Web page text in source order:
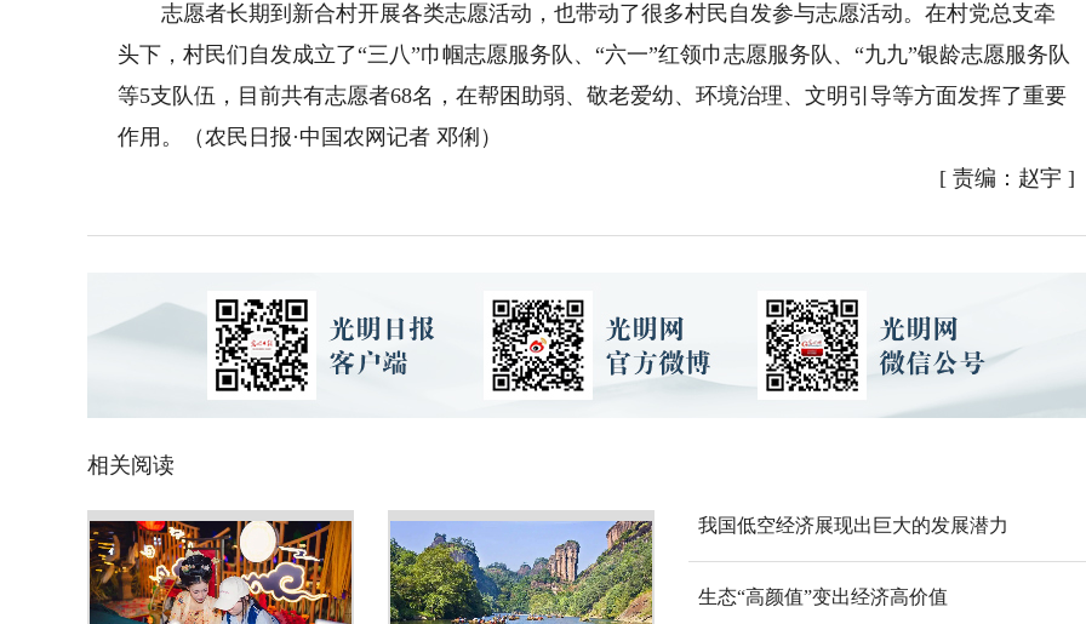
志愿者长期到新合村开展各类志愿活动，也带动了很多村民自发参与志愿活动。在村党总支牵
头下，村民们自发成立了“三八”巾帼志愿服务队、“六一”红领巾志愿服务队、“九九”银龄志愿服务队
等5支队伍，目前共有志愿者68名，在帮困助弱、敬老爱幼、环境治理、文明引导等方面发挥了重要
作用。（农民日报·中国农网记者 邓俐）
[ 责编：赵宇 ]
相关阅读
我国低空经济展现出巨大的发展潜力
生态“高颜值”变出经济高价值